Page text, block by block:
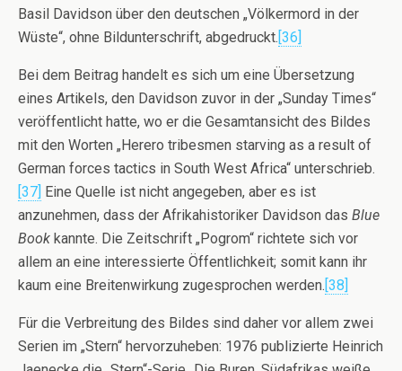
Basil Davidson über den deutschen „Völkermord in der
Wüste“, ohne Bildunterschrift, abgedruckt.[36]
Bei dem Beitrag handelt es sich um eine Übersetzung
eines Artikels, den Davidson zuvor in der „Sunday Times“
veröffentlicht hatte, wo er die Gesamtansicht des Bildes
mit den Worten „Herero tribesmen starving as a result of
German forces tactics in South West Africa“ unterschrieb.
[37] Eine Quelle ist nicht angegeben, aber es ist
anzunehmen, dass der Afrikahistoriker Davidson das Blue
Book kannte. Die Zeitschrift „Pogrom“ richtete sich vor
allem an eine interessierte Öffentlichkeit; somit kann ihr
kaum eine Breitenwirkung zugesprochen werden.[38]
Für die Verbreitung des Bildes sind daher vor allem zwei
Serien im „Stern“ hervorzuheben: 1976 publizierte Heinrich